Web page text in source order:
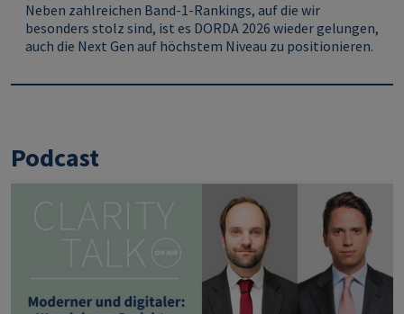
Neben zahlreichen Band‑1‑Rankings, auf die wir
besonders stolz sind, ist es DORDA 2026 wieder gelungen,
auch die Next Gen auf höchstem Niveau zu positionieren.
Podcast